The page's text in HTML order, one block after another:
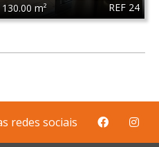
REF 24
130.00 m²
redes sociais